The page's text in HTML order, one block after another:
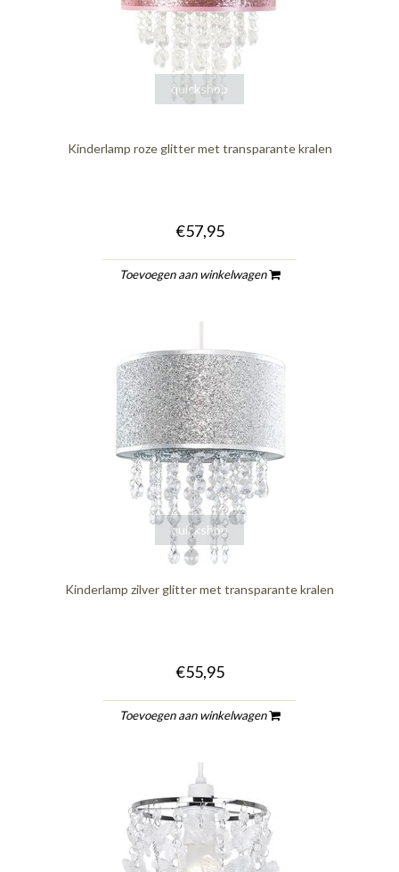
quickshop
Kinderlamp roze glitter met transparante kralen
€57,95
Toevoegen aan winkelwagen
quickshop
Kinderlamp zilver glitter met transparante kralen
€55,95
Toevoegen aan winkelwagen